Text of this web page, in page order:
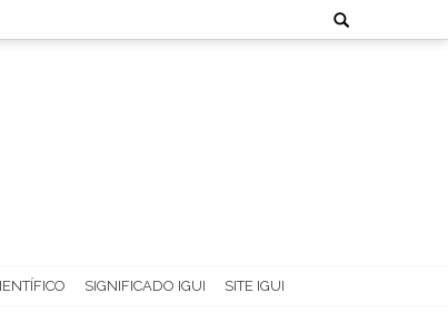
Search
for:
SIGNIFICADO IGUI SITE IGUI